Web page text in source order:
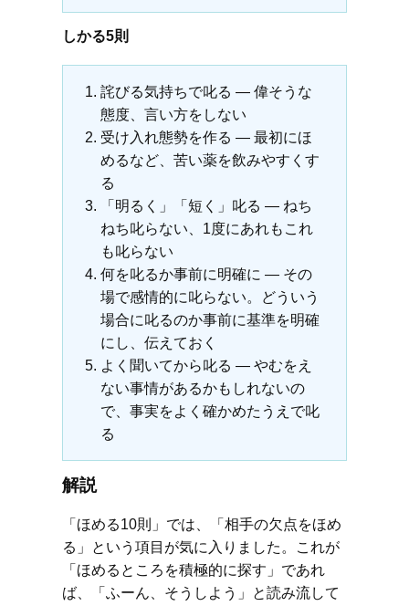
しかる5則
詫びる気持ちで叱る ― 偉そうな
態度、言い方をしない
受け入れ態勢を作る ― 最初にほ
めるなど、苦い薬を飲みやすくす
る
「明るく」「短く」叱る ― ねち
ねち叱らない、1度にあれもこれ
も叱らない
何を叱るか事前に明確に ― その
場で感情的に叱らない。どういう
場合に叱るのか事前に基準を明確
にし、伝えておく
よく聞いてから叱る ― やむをえ
ない事情があるかもしれないの
で、事実をよく確かめたうえで叱
る
解説
「ほめる10則」では、「相手の欠点をほめ
る」という項目が気に入りました。これが
「ほめるところを積極的に探す」であれ
ば、「ふーん、そうしよう」と読み流して